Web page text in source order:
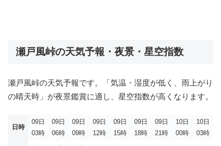
瀬戸風峠の天気予報・夜景・星空指数
瀬戸風峠の天気予報です。「気温・湿度が低く、雨上がり
の晴天時」が夜景鑑賞に適し、星空指数が高くなります。
日時
09日
03時
09日
06時
09日
09時
09日
12時
09日
15時
09日
18時
09日
21時
10日
00時
10日
03時